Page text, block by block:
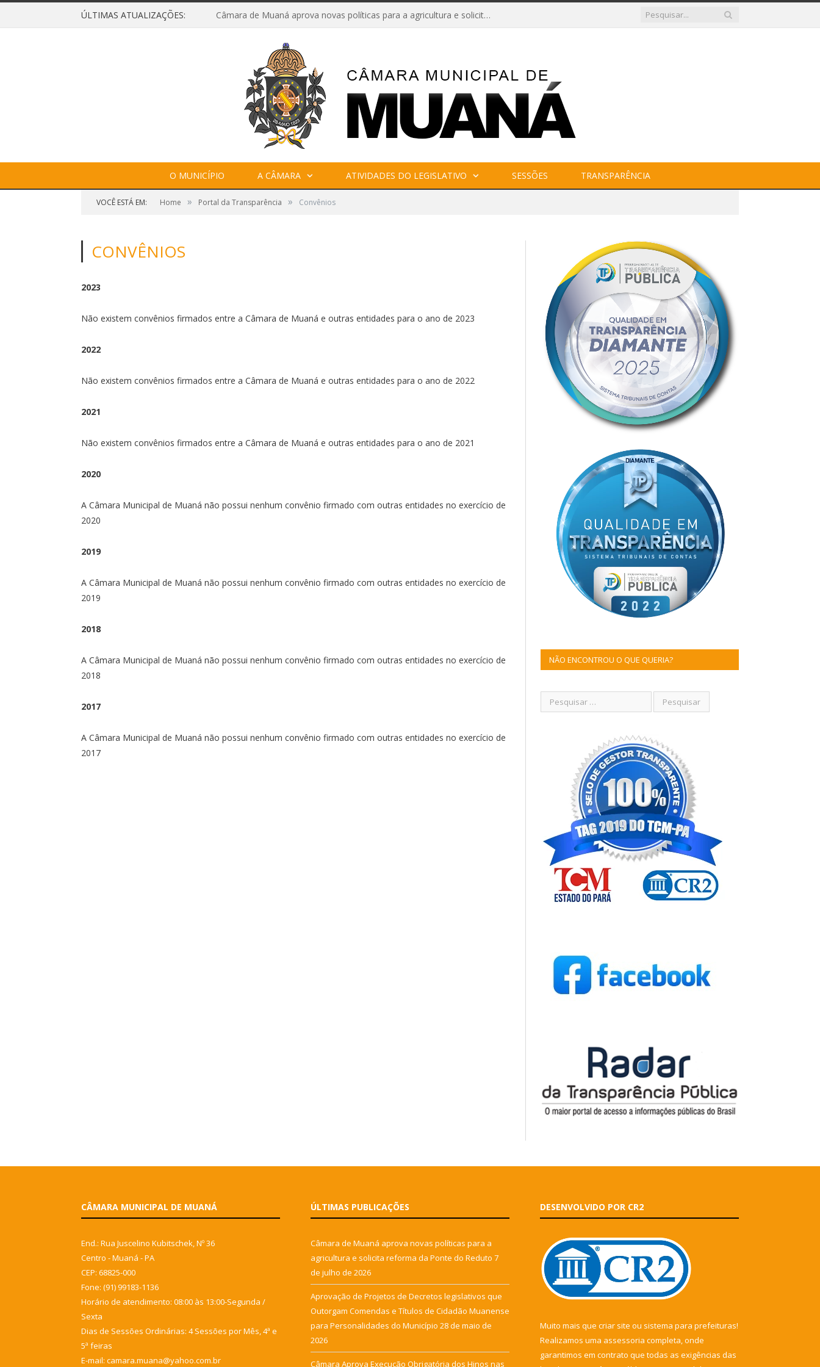
ÚLTIMAS ATUALIZAÇÕES: Câmara de Muaná aprova novas políticas para a agricultura e solicita reforma da Ponte do Reduto
O MUNICÍPIO A CÂMARA ATIVIDADES DO LEGISLATIVO SESSÕES TRANSPARÊNCIA
VOCÊ ESTÁ EM: Home » Portal da Transparência » Convênios
CONVÊNIOS
2023
Não existem convênios firmados entre a Câmara de Muaná e outras entidades para o ano de 2023
2022
Não existem convênios firmados entre a Câmara de Muaná e outras entidades para o ano de 2022
2021
Não existem convênios firmados entre a Câmara de Muaná e outras entidades para o ano de 2021
2020
A Câmara Municipal de Muaná não possui nenhum convênio firmado com outras entidades no exercício de
2020
2019
A Câmara Municipal de Muaná não possui nenhum convênio firmado com outras entidades no exercício de
2019
2018
A Câmara Municipal de Muaná não possui nenhum convênio firmado com outras entidades no exercício de
2018
2017
A Câmara Municipal de Muaná não possui nenhum convênio firmado com outras entidades no exercício de
2017
NÃO ENCONTROU O QUE QUERIA?
CÂMARA MUNICIPAL DE MUANÁ
End.: Rua Juscelino Kubitschek, Nº 36
Centro - Muaná - PA
CEP: 68825-000
Fone: (91) 99183-1136
Horário de atendimento: 08:00 às 13:00-Segunda /
Sexta
Dias de Sessões Ordinárias: 4 Sessões por Mês, 4ª e
5ª feiras
E-mail: camara.muana@yahoo.com.br
ÚLTIMAS PUBLICAÇÕES
Câmara de Muaná aprova novas políticas para a
agricultura e solicita reforma da Ponte do Reduto 7
de julho de 2026
Aprovação de Projetos de Decretos legislativos que
Outorgam Comendas e Títulos de Cidadão Muanense
para Personalidades do Município 28 de maio de
2026
Câmara Aprova Execução Obrigatória dos Hinos nas
DESENVOLVIDO POR CR2
Muito mais que criar site ou sistema para prefeituras!
Realizamos uma assessoria completa, onde
garantimos em contrato que todas as exigências das